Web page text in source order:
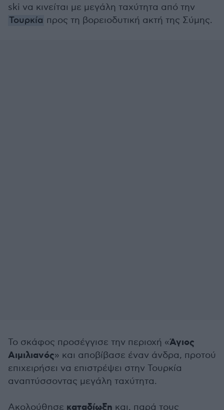
ski να κινείται με μεγάλη ταχύτητα από την
Τουρκία προς τη βορειοδυτική ακτή της Σύμης.
Το σκάφος προσέγγισε την περιοχή «Άγιος
Αιμιλιανός» και αποβίβασε έναν άνδρα, προτού
επιχειρήσει να επιστρέψει στην Τουρκία
αναπτύσσοντας μεγάλη ταχύτητα.
Ακολούθησε καταδίωξη και, παρά τους